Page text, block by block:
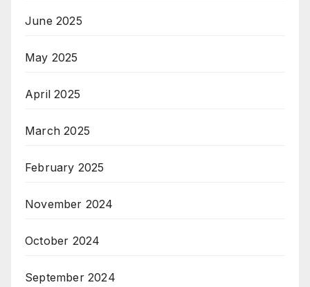
June 2025
May 2025
April 2025
March 2025
February 2025
November 2024
October 2024
September 2024